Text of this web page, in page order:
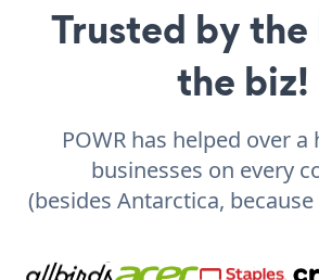
Trusted by
the biz!
POWR has helped over
businesses on every
(besides Antarctica,